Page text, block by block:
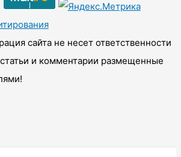
сайта не несет ответственности
и комментарии размещенные